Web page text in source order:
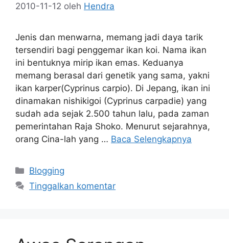
2010-11-12 oleh Hendra
Jenis dan menwarna, memang jadi daya tarik
tersendiri bagi penggemar ikan koi. Nama ikan
ini bentuknya mirip ikan emas. Keduanya
memang berasal dari genetik yang sama, yakni
ikan karper(Cyprinus carpio). Di Jepang, ikan ini
dinamakan nishikigoi (Cyprinus carpadie) yang
sudah ada sejak 2.500 tahun lalu, pada zaman
pemerintahan Raja Shoko. Menurut sejarahnya,
orang Cina-lah yang … Baca Selengkapnya
Kategori
Blogging
Tinggalkan komentar